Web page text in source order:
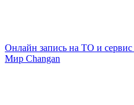
Онлайн запись на ТО и сервис
Мир Changan